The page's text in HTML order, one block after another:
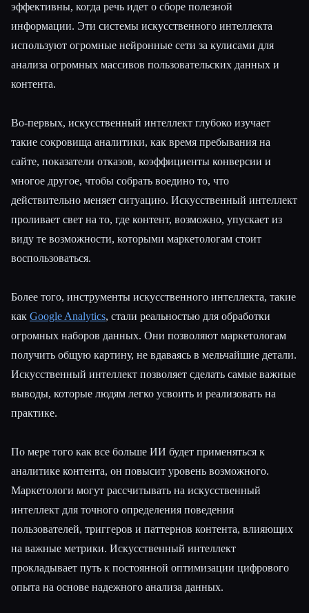
эффективны, когда речь идет о сборе полезной
информации. Эти системы искусственного интеллекта
используют огромные нейронные сети за кулисами для
анализа огромных массивов пользовательских данных и
контента.
Во-первых, искусственный интеллект глубоко изучает
такие сокровища аналитики, как время пребывания на
сайте, показатели отказов, коэффициенты конверсии и
многое другое, чтобы собрать воедино то, что
действительно меняет ситуацию. Искусственный интеллект
проливает свет на то, где контент, возможно, упускает из
виду те возможности, которыми маркетологам стоит
воспользоваться.
Более того, инструменты искусственного интеллекта, такие
как Google Analytics, стали реальностью для обработки
огромных наборов данных. Они позволяют маркетологам
получить общую картину, не вдаваясь в мельчайшие детали.
Искусственный интеллект позволяет сделать самые важные
выводы, которые людям легко усвоить и реализовать на
практике.
По мере того как все больше ИИ будет применяться к
аналитике контента, он повысит уровень возможного.
Маркетологи могут рассчитывать на искусственный
интеллект для точного определения поведения
пользователей, триггеров и паттернов контента, влияющих
на важные метрики. Искусственный интеллект
прокладывает путь к постоянной оптимизации цифрового
опыта на основе надежного анализа данных.